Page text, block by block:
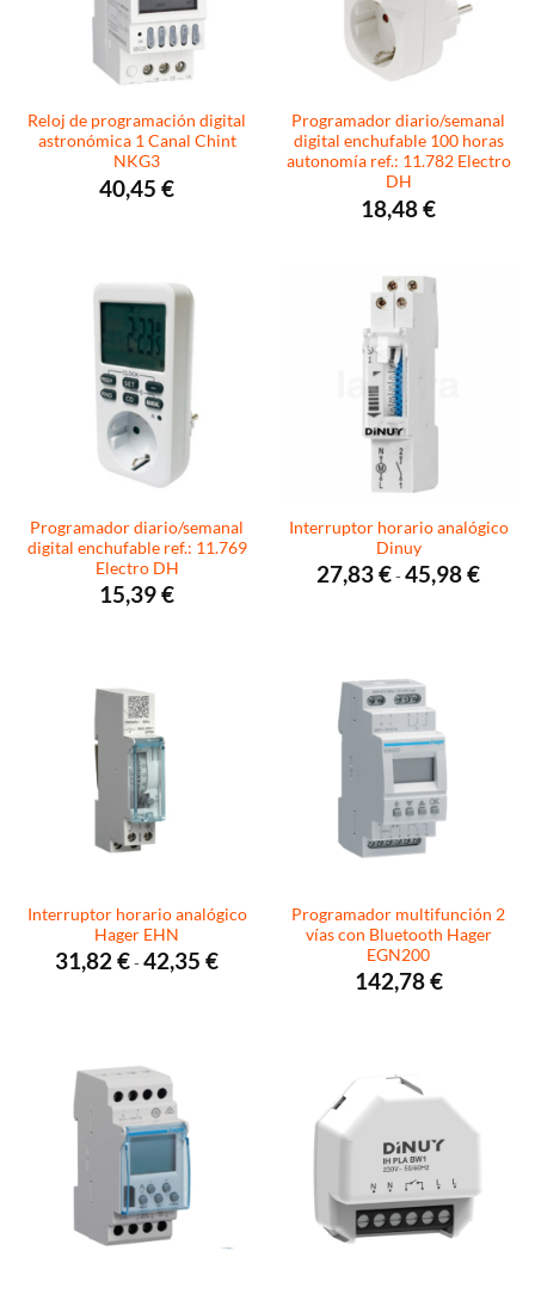
Reloj de programación digital
astronómica 1 Canal Chint
NKG3
40,45 €
Programador diario/semanal
digital enchufable 100 horas
autonomía ref.: 11.782 Electro
DH
18,48€
Programador diario/semanal
digital enchufable ref.: 11.769
Electro DH
15,39€
Interruptor horario analógico
Dinuy
27,83€-45,98€Rango
de
Interruptor horario analógico
Hager EHN
31,82 €-42,35 €Rango
de
Programador multifunción 2
vías con Bluetooth Hager
EGN200
142,78€